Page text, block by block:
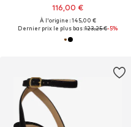
116,00 €
À l'origine : 145,00 €
Dernier prix le plus bas :123,25 €-5%